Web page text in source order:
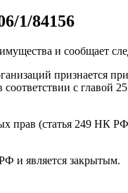
1/84156
и сообщает
признается
с главой
прав (статья 249 НК
и является закрытым.